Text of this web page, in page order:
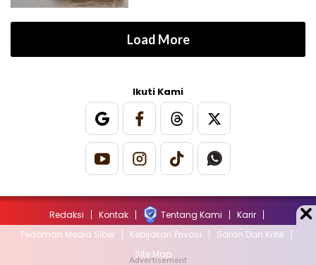
Load More
Ikuti Kami
Redaksi Kontak Tentang Kami
Karir
Pedoman Media Siber
Kebijakan Privasi
Saran Dan Kritik
Site Map